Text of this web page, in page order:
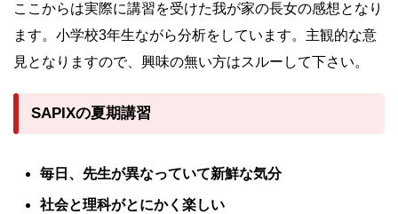
ここからは実際に講習を受けた我が家の長女の感想となり
ます。小学校3年生ながら分析をしています。主観的な意
見となりますので、興味の無い方はスルーして下さい。
SAPIXの夏期講習
毎日、先生が異なっていて新鮮な気分
社会と理科がとにかく楽しい